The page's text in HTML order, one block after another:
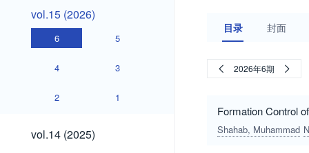
vol.15
(2026)
vol.15 (2026)
6 5
4 3
2 1
vol.14
(2025)
vol.14 (2025)
目录 封面
2026年6期
Formation Control
Shahab, Muhammad